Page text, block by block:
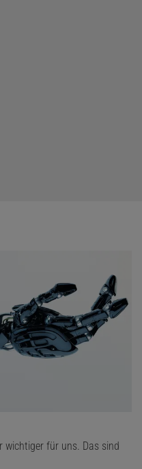
wichtiger für uns. Das sind